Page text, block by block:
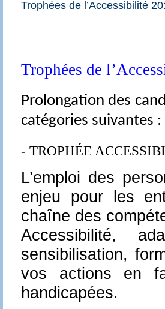
Trophées de l’Accessibilité
Trophées de
Prolongation des
catégories suivantes :
- TROPHÉE
L’emploi des
enjeu pour les
chaîne des
Accessibilité,
sensibilisation,
vos actions en
handicapées.